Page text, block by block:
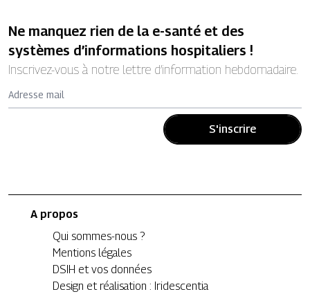
Ne manquez rien de la e-santé et des
systèmes d’informations hospitaliers !
Inscrivez-vous à notre lettre d’information hebdomadaire.
Adresse mail
S'inscrire
A propos
Qui sommes-nous ?
Mentions légales
DSIH et vos données
Design et réalisation : Iridescentia